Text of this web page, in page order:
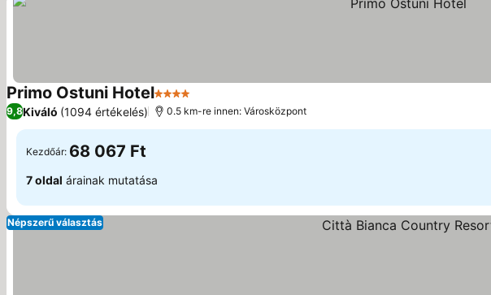
Primo Ostuni Hotel4 Kategória
9,8Kiváló (1094 értékelés) 0.5 km-re innen: Városközpont
Kezdőár: 68 067 Ft
7 oldal árainak mutatása
Népszerű választás